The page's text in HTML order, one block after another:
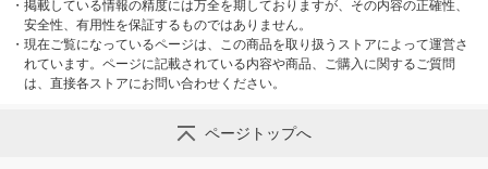
・ 掲載している情報の精度には万全を期しておりますが、その内容の正確性、
安全性、有用性を保証するものではありません。
・ 現在ご覧になっているページは、この商品を取り扱うストアによって運営さ
れています。ページに記載されている内容や商品、ご購入に関するご質問
は、直接各ストアにお問い合わせください。
ページトップへ